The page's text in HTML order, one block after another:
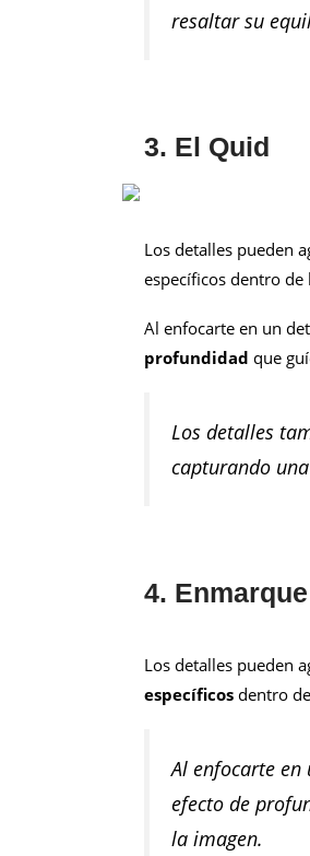
resaltar su
3. El Quid
Los detalles pueden
específicos dentro de
Al enfocarte en un
profundidad que
Los detalles
capturando
4. Enmarque
Los detalles pueden
específicos dentro
Al enfocarte
efecto de
la imagen.